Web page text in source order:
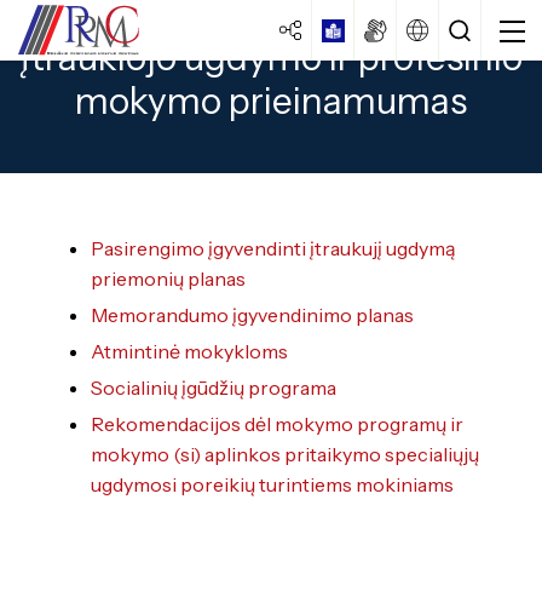
Centro strategija
Veiklos dokumentai
Veiklos ataskaitos
Kokybės vadybos sistema
Laisvos darbo vietos
Istorija
Specialybės turintiems vidurinį
išsilavinimą
išsilavinimą
Specialybės turintiems spec. ugdymo
poreikių
Mokiniams
Ugdymas
Brandos egzaminai
Apgyvendinimo paslaugos
Įtraukiojo ugdymo ir profesinio
mokymo prieinamumas
Pasirengimo įgyvendinti įtraukujį ugdymą
priemonių planas
Memorandumo įgyvendinimo planas
Atmintinė mokykloms
Socialinių įgūdžių programa
Rekomendacijos dėl mokymo programų ir
mokymo (si) aplinkos pritaikymo specialiųjų
ugdymosi poreikių turintiems mokiniams